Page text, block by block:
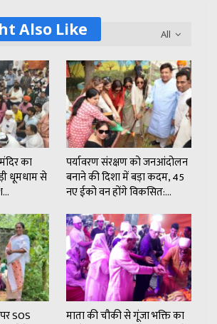
All
Also Like
का
धूमधाम से
पर्यावरण संरक्षण को जनआंदोलन
बनाने की दिशा में बड़ा कदम, 45
नए ईको वन होंगे विकसित:…
SOS
माता की चौकी से गूंजा भक्ति का